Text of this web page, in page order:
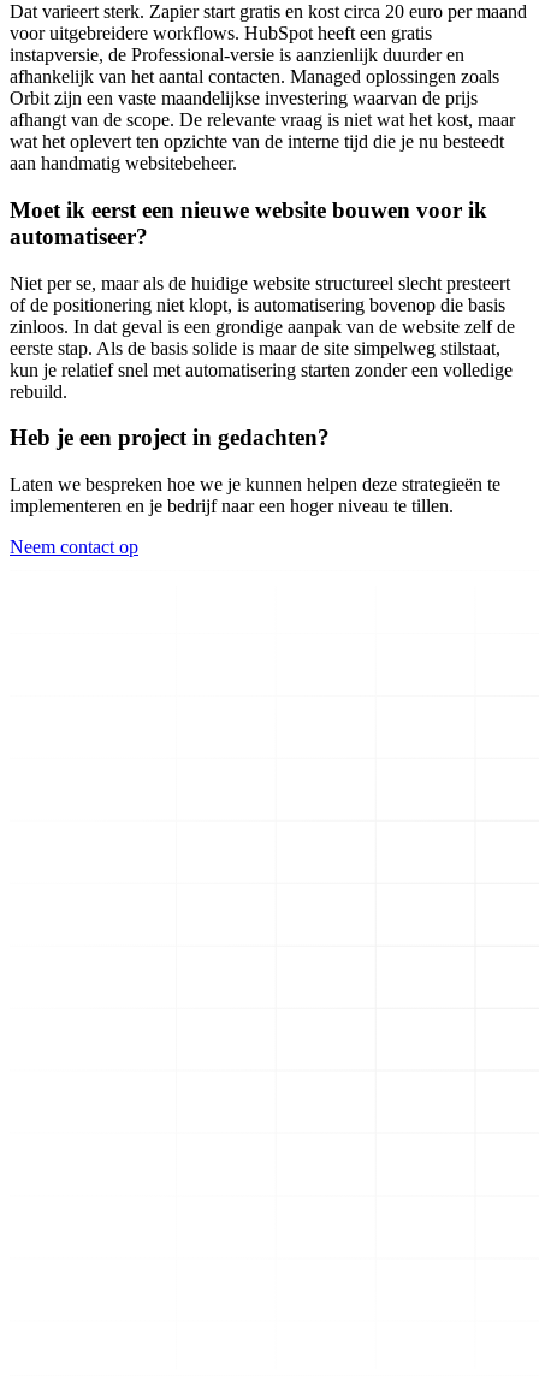
Dat varieert sterk. Zapier start gratis en kost circa 20 euro per maand
voor uitgebreidere workflows. HubSpot heeft een gratis
instapversie, de Professional-versie is aanzienlijk duurder en
afhankelijk van het aantal contacten. Managed oplossingen zoals
Orbit zijn een vaste maandelijkse investering waarvan de prijs
afhangt van de scope. De relevante vraag is niet wat het kost, maar
wat het oplevert ten opzichte van de interne tijd die je nu besteedt
aan handmatig websitebeheer.
Moet ik eerst een nieuwe website bouwen voor ik
automatiseer?
Niet per se, maar als de huidige website structureel slecht presteert
of de positionering niet klopt, is automatisering bovenop die basis
zinloos. In dat geval is een grondige aanpak van de website zelf de
eerste stap. Als de basis solide is maar de site simpelweg stilstaat,
kun je relatief snel met automatisering starten zonder een volledige
rebuild.
Heb je een project in gedachten?
Laten we bespreken hoe we je kunnen helpen deze strategieën te
implementeren en je bedrijf naar een hoger niveau te tillen.
Neem contact op